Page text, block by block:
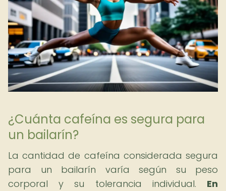
¿Cuánta cafeína es segura para
un bailarín?
La cantidad de cafeína considerada segura
para un bailarín varía según su peso
corporal y su tolerancia individual. En